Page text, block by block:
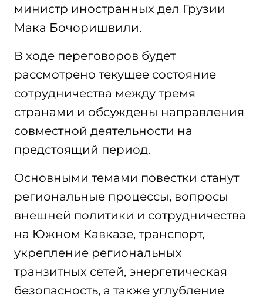
министр иностранных дел Грузии
Мака Бочоришвили.
В ходе переговоров будет
рассмотрено текущее состояние
сотрудничества между тремя
странами и обсуждены направления
совместной деятельности на
предстоящий период.
Основными темами повестки станут
региональные процессы, вопросы
внешней политики и сотрудничества
на Южном Кавказе, транспорт,
укрепление региональных
транзитных сетей, энергетическая
безопасность, а также углубление